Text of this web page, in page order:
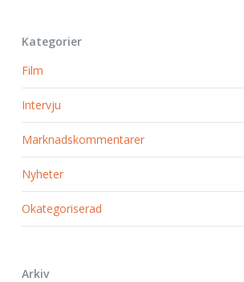
Kategorier
Film
Intervju
Marknadskommentarer
Nyheter
Okategoriserad
Arkiv